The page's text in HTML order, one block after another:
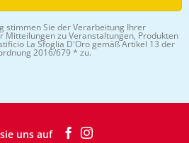
stimmen Sie der Verarbeitung Ihrer
Mitteilungen zu Veranstaltungen, Produkten
La Sfoglia D'Oro gemäß Artikel 13 der
2016/679 * zu.
uns auf